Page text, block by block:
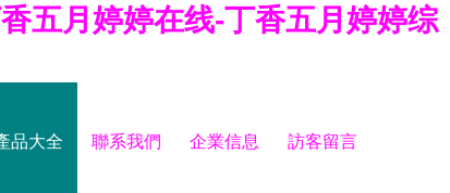
五月婷婷在线-丁香五月婷婷综
品大全 聯系我們 企業信息 訪客留言